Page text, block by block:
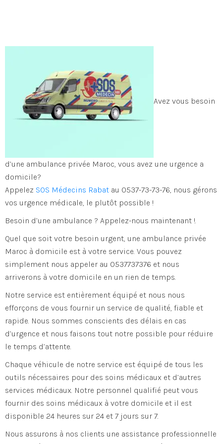
Avez vous besoin
d’une ambulance privée Maroc, vous avez une urgence a
domicile?
Appelez SOS Médecins Rabat au 0537-73-73-76, nous gérons
vos urgence médicale, le plutôt possible !
Besoin d’une ambulance ? Appelez-nous maintenant !.
Quel que soit votre besoin urgent, une ambulance privée
Maroc à domicile est à votre service. Vous pouvez
simplement nous appeler au 0537737376 et nous
arriverons à votre domicile en un rien de temps.
Notre service est entièrement équipé et nous nous
efforçons de vous fournir un service de qualité, fiable et
rapide. Nous sommes conscients des délais en cas
d’urgence et nous faisons tout notre possible pour réduire
le temps d’attente.
Chaque véhicule de notre service est équipé de tous les
outils nécessaires pour des soins médicaux et d’autres
services médicaux. Notre personnel qualifié peut vous
fournir des soins médicaux à votre domicile et il est
disponible 24 heures sur 24 et 7 jours sur 7.
Nous assurons à nos clients une assistance professionnelle